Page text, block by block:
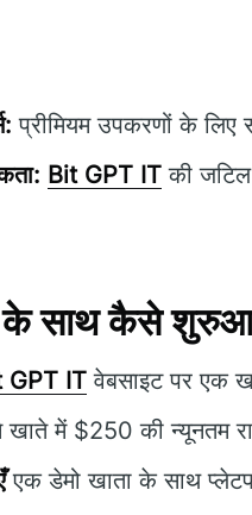
प्रीमियम उपकरणों के
Bit GPT IT की जटिल
के साथ कैसे
GPT IT वेबसाइट पर एक
में $250 की न्यूनतम
एक डेमो खाता के साथ